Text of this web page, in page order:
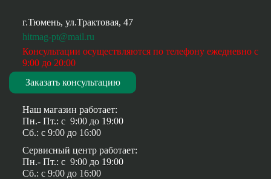
г.Тюмень, ул.Трактовая, 47
hitmag-pt@mail.ru
Консультации осуществляются по телефону ежедневно с
9:00 до 20:00
Заказать консультацию
Наш магазин работает:
Пн.- Пт.: с 9:00 до 19:00
Сб.: с 9:00 до 16:00
Сервисный центр работает:
Пн.- Пт.: с 9:00 до 19:00
Сб.: с 9:00 до 16:00